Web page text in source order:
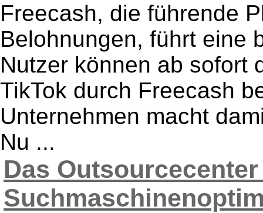
Freecash, die führende
Belohnungen, führt eine
Nutzer können ab sofort
TikTok durch Freecash
Unternehmen macht
Nu ...
Das